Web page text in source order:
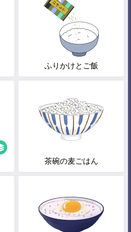
ふりかけとご飯
茶碗の麦ごはん